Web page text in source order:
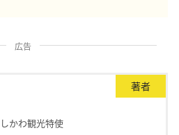
広告
著者
かわ観光特使